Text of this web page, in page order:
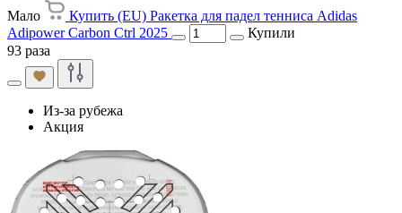
Мало
Купить (EU) Ракетка для падел тенниса Adidas
Adipower Carbon Ctrl 2025
Купили
93 раза
Из-за рубежа
Акция